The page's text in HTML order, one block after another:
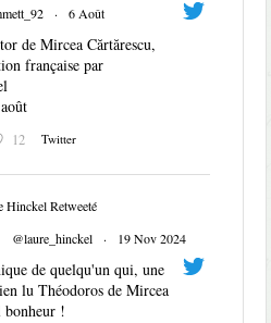
· 6 Août
de Mircea Cărtărescu,
française par
12 Twitter
Hinckel Retweeté
@laure_hinckel · 19 Nov 2024
de quelqu'un qui, une
lu Théodoros de Mircea
bonheur !